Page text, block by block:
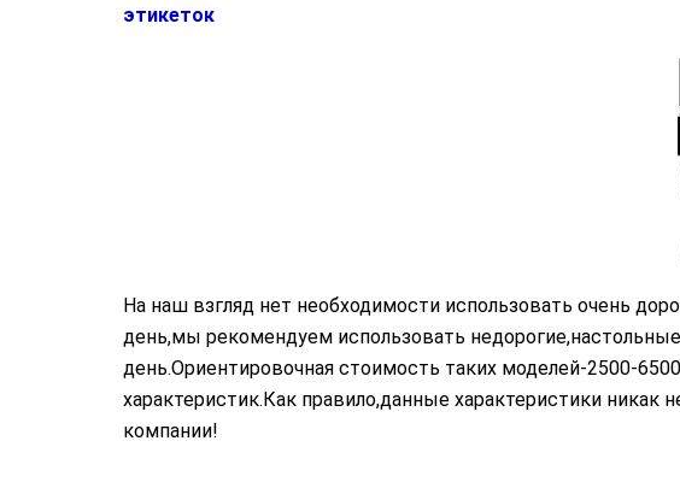
этикеток
На наш взгляд нет необходимости использовать очень
день,мы рекомендуем использовать
день.Ориентировочная стоимость таких моделей-2500-
характеристик.Как правило,данные характеристики
компании!